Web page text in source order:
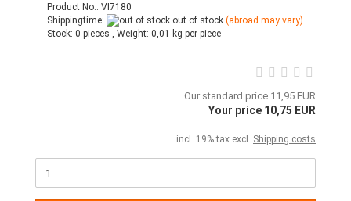
Product No.: VI7180
Shippingtime:
out of stock (abroad may vary)
Stock: 0 pieces , Weight: 0,01 kg per piece
Our standard price 11,95 EUR
Your price 10,75 EUR
incl. 19% tax excl. Shipping costs